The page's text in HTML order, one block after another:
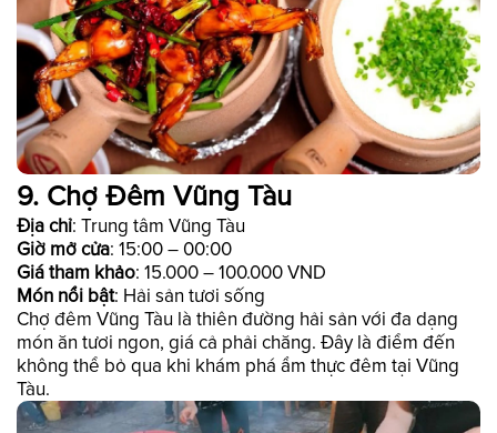
9. Chợ Đêm Vũng Tàu
Địa chỉ: Trung tâm Vũng Tàu
Giờ mở cửa: 15:00 – 00:00
Giá tham khảo: 15.000 – 100.000 VND
Món nổi bật: Hải sản tươi sống
Chợ đêm Vũng Tàu là thiên đường hải sản với đa dạng
món ăn tươi ngon, giá cả phải chăng. Đây là điểm đến
không thể bỏ qua khi khám phá ẩm thực đêm tại Vũng
Tàu.